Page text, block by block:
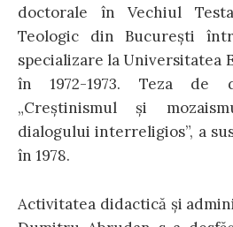
doctorale în Vechiul
Teologic din București
specializare la Universitatea
în 1972-1973. Teza de
„Creștinismul și
dialogului interreligios”, a
în 1978.
Activitatea didactică și